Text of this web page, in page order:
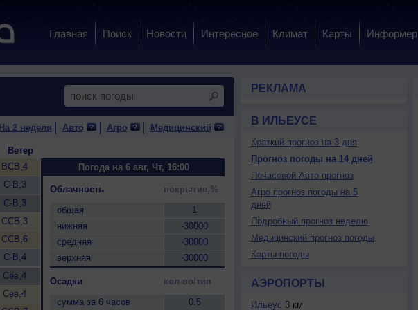
Главная Поиск Новости Интересное Климат Карты Информер
На 2 недели Авто Агро Медицинский
Ветер
ВСВ,4
С-В,3
С-В,3
ССВ,3
ССВ,6
С-В,4
Сев,4
Сев,4
Погода на 6 авг, Чт, 16:00
Облачность
покрытие,%
общая
1
нижняя
-30000
средняя
-30000
верхняя
-30000
Осадки
кол-во/тип
сумма за 6 часов
0.5
РЕКЛАМА
В ИЛЬЕУСЕ
Краткий прогноз на 3 дня
Прогноз погоды на 14 дней
Почасовой Авто прогноз
Агро прогноз погоды на 5
дней
Подробный прогноз неделю
Медицинский прогноз погоды
Карты погоды
АЭРОПОРТЫ
Ильеус 3 км